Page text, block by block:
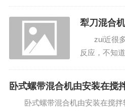
形式来加热
性价比高...
犁刀混合
zui近很多
反应，不知
卧式螺带混合机由安装在搅
旋驱动
卧式螺带混合机由安装在搅拌